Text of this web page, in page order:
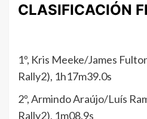
CLASIFICACIÓN
1º, Kris Meeke/James
Rally2), 1h17m39.0s
2º, Armindo Araújo/Luís
Rally2), 1m08.9s